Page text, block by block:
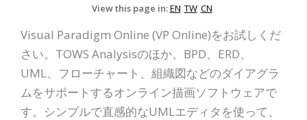
View this page in:EN TW CN
Visual Paradigm Online (VP Online)をお試しくだ
さい。TOWS Analysisのほか、BPD、ERD、
UML、フローチャート、組織図などのダイアグラ
ムをサポートするオンライン描画ソフトウェアで
す。シンプルで直感的なUMLエディタを使って、